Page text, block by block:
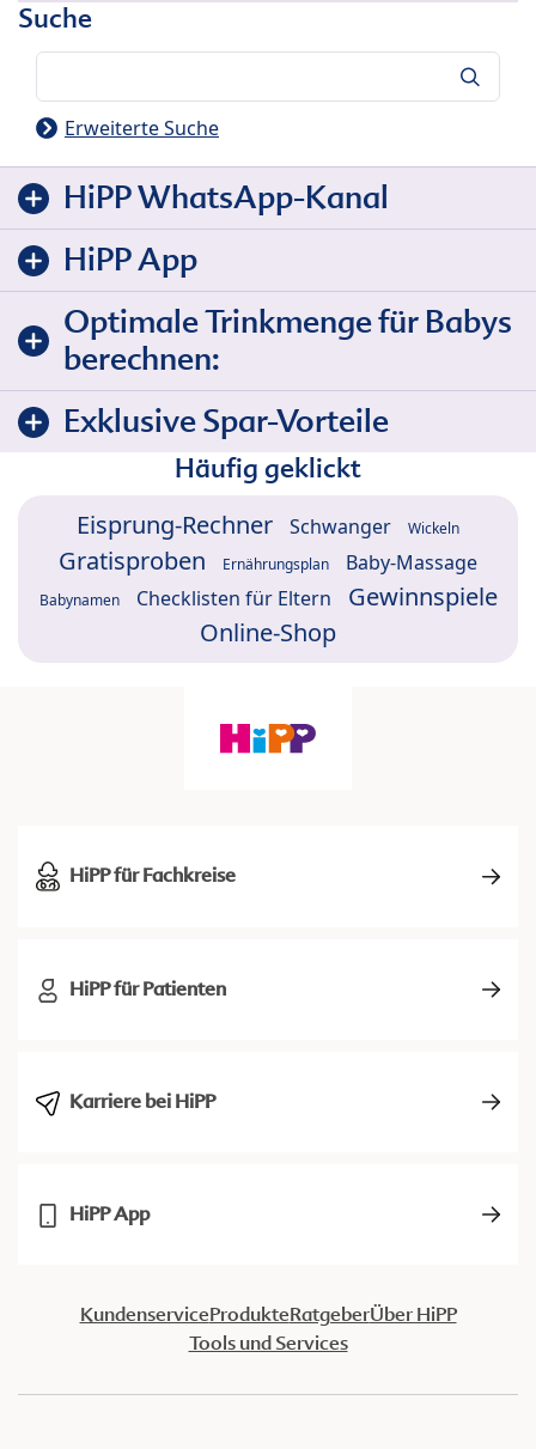
Suche
Erweiterte Suche
HiPP WhatsApp-Kanal
HiPP App
Optimale Trinkmenge für Babys
berechnen:
Exklusive Spar-Vorteile
Häufig geklickt
Eisprung-Rechner Schwanger Wickeln
Gratisproben Ernährungsplan Baby-Massage
Babynamen Checklisten für Eltern
Gewinnspiele
Online-Shop
HiPP für Fachkreise
HiPP für Patienten
Karriere bei HiPP
HiPP App
KundenserviceProdukteRatgeberÜber HiPP
Tools und Services